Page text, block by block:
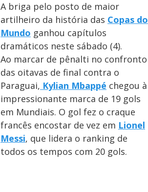
A briga pelo posto de maior
artilheiro da história das Copas do
Mundo ganhou capítulos
dramáticos neste sábado (4).
Ao marcar de pênalti no confronto
das oitavas de final contra o
Paraguai, Kylian Mbappé chegou à
impressionante marca de 19 gols
em Mundiais. O gol fez o craque
francês encostar de vez em Lionel
Messi, que lidera o ranking de
todos os tempos com 20 gols.